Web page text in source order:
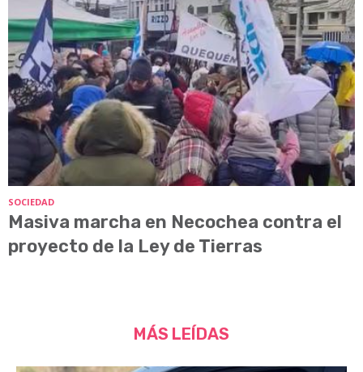
SOCIEDAD
Masiva marcha en Necochea contra el
proyecto de la Ley de Tierras
MÁS LEÍDAS